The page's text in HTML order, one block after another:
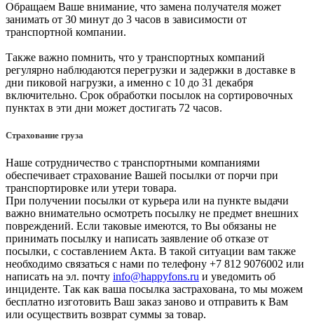
Обращаем Ваше внимание, что замена получателя может
занимать от 30 минут до 3 часов в зависимости от
транспортной компании.
Также важно помнить, что у транспортных компаний
регулярно наблюдаются перегрузки и задержки в доставке в
дни пиковой нагрузки, а именно с 10 до 31 декабря
включительно. Срок обработки посылок на сортировочных
пунктах в эти дни может достигать 72 часов.
Страхование груза
Наше сотрудничество с транспортными компаниями
обеспечивает страхование Вашей посылки от порчи при
транспортировке или утери товара.
При получении посылки от курьера или на пункте выдачи
важно внимательно осмотреть посылку не предмет внешних
повреждений. Если таковые имеются, то Вы обязаны не
принимать посылку и написать заявление об отказе от
посылки, с составлением Акта. В такой ситуации вам также
необходимо связаться с нами по телефону +7 812 9076002 или
написать на эл. почту info@happyfons.ru и уведомить об
инциденте. Так как ваша посылка застрахована, то мы можем
бесплатно изготовить Ваш заказ заново и отправить к Вам
или осуществить возврат суммы за товар.